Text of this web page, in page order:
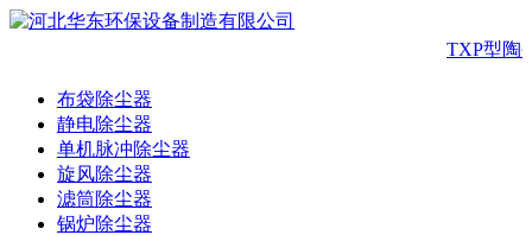
TXP型陶
布袋除尘器
静电除尘器
单机脉冲除尘器
旋风除尘器
滤筒除尘器
锅炉除尘器